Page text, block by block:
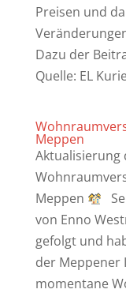
Preisen und
Dazu der
Quelle: EL
Meppen
Aktualisierung
Meppen
von Enno
gefolgt und
der Meppener
momentane